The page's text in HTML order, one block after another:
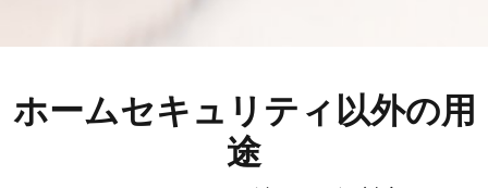
ホームセキュリティ以外の用
途